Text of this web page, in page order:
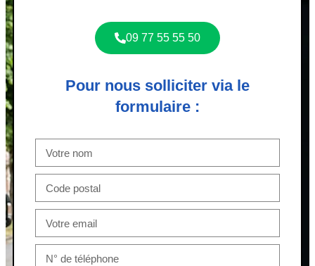
09 77 55 55 50
Pour nous solliciter via le
formulaire :